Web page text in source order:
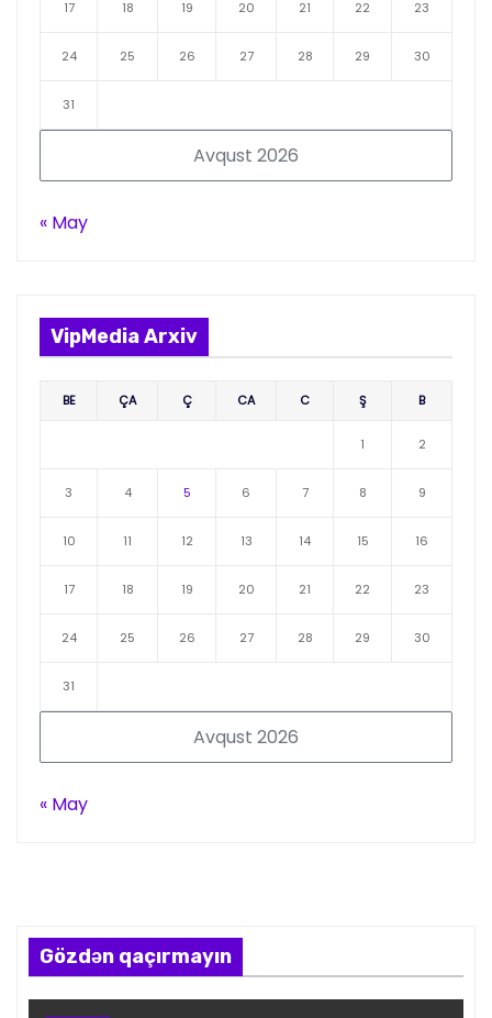
Avqust 2026
17 18 19 20 21 22 23
24 25 26 27 28 29 30
31
« May
VipMedia Arxiv
Avqust 2026
BE ÇA Ç CA C Ş B
1 2
3 4 5 6 7 8 9
10 11 12 13 14 15 16
17 18 19 20 21 22 23
24 25 26 27 28 29 30
31
« May
Gözdən qaçırmayın